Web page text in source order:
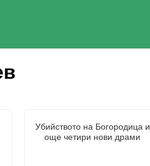
Убийството на Богородица и
още четири нови драми